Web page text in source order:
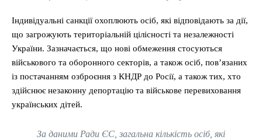
Індивідуальні санкції охоплюють осіб, які відповідають за дії,
що загрожують територіальній цілісності та незалежності
України. Зазначається, що нові обмеження стосуються
військового та оборонного секторів, а також осіб, пов’язаних
із постачанням озброєння з КНДР до Росії, а також тих, хто
здійснює незаконну депортацію та військове перевиховання
українських дітей.
За даними Ради ЄС, загальна кількість осіб, які